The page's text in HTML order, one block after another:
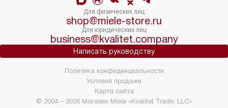
Для физических лиц
shop@miele-store.ru
Для юридических лиц
business@kvalitet.company
Написать руководству
© 2004 – 2026 Магазин Miele «Kvalitet Trade, LLC»
Политика конфиденциальности
Условия продажи
Карта сайта